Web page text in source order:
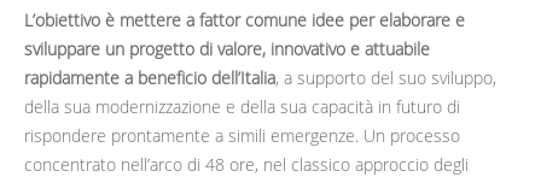
L’obiettivo è mettere a fattor comune idee per elaborare e
sviluppare un progetto di valore, innovativo e attuabile
rapidamente a beneficio dell’Italia, a supporto del suo sviluppo,
della sua modernizzazione e della sua capacità in futuro di
rispondere prontamente a simili emergenze. Un processo
concentrato nell’arco di 48 ore, nel classico approccio degli